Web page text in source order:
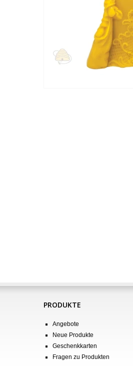
PRODUKTE
Angebote
Neue Produkte
Geschenkkarten
Fragen zu Produkten